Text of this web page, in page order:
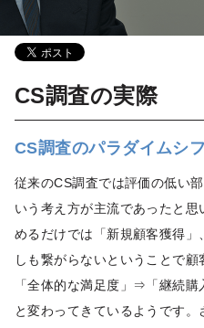
CS調査の実際
CS調査のパラダイムシ
従来のCS調査では評価の低い
いう考え方が主流であったと
めるだけでは「新規顧客獲得
しも繋がらないということで
「全体的な満足度」⇒「継続
と変わってきているようです